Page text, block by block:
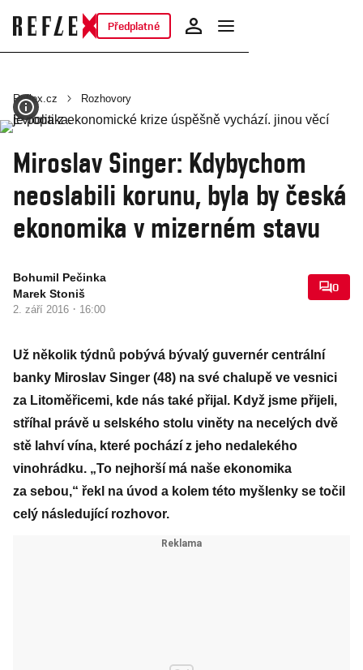
Předplatné
Reflex.cz Rozhovory
Miroslav Singer: Kdybychom
neoslabili korunu, byla by česká
ekonomika v mizerném stavu
Bohumil Pečinka
Marek Stoniš
2. září 2016 · 16:00
0
Už několik týdnů pobývá bývalý guvernér centrální
banky Miroslav Singer (48) na své chalupě ve vesnici
za Litoměřicemi, kde nás také přijal. Když jsme přijeli,
stříhal právě u selského stolu viněty na necelých dvě
stě lahví vína, které pochází z jeho nedalekého
vinohrádku. „To nejhorší má naše ekonomika
za sebou,“ řekl na úvod a kolem této myšlenky se točil
celý následující rozhovor.